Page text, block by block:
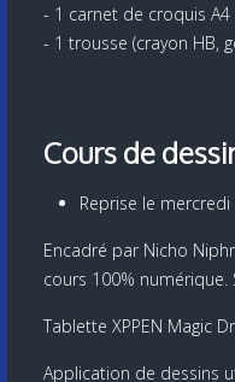
- 1 carnet de croquis A4
- 1 trousse (crayon HB,
Cours de
Reprise le
Encadré par Nicho
cours 100% numérique.
Tablette XPPEN Magic
Application de dessins